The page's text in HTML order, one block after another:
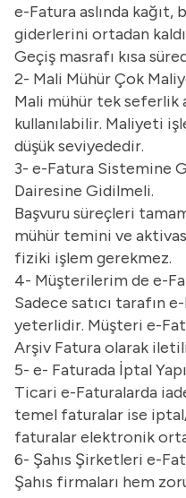
e-Fatura aslında kağıt,
giderlerini ortadan
Geçiş masrafı kısa
2- Mali Mühür Çok
Mali mühür tek seferlik
kullanılabilir. Maliyeti
düşük seviyededir.
3- e-Fatura Sistemine
Dairesine Gidilmeli.
Başvuru süreçleri
mühür temini ve
fiziki işlem gerekmez.
4- Müşterilerim de e-
Sadece satıcı tarafın
yeterlidir. Müşteri e-
Arşiv Fatura olarak
5- e- Faturada İptal
Ticari e-Faturalarda
temel faturalar ise
faturalar elektronik
6- Şahıs Şirketleri e-
Şahıs firmaları hem